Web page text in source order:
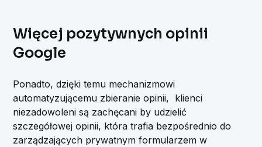
Więcej pozytywnych opinii
Google
Ponadto, dzięki temu mechanizmowi
automatyzującemu zbieranie opinii, klienci
niezadowoleni są zachęcani by udzielić
szczegółowej opinii, która trafia bezpośrednio do
zarządzających prywatnym formularzem w